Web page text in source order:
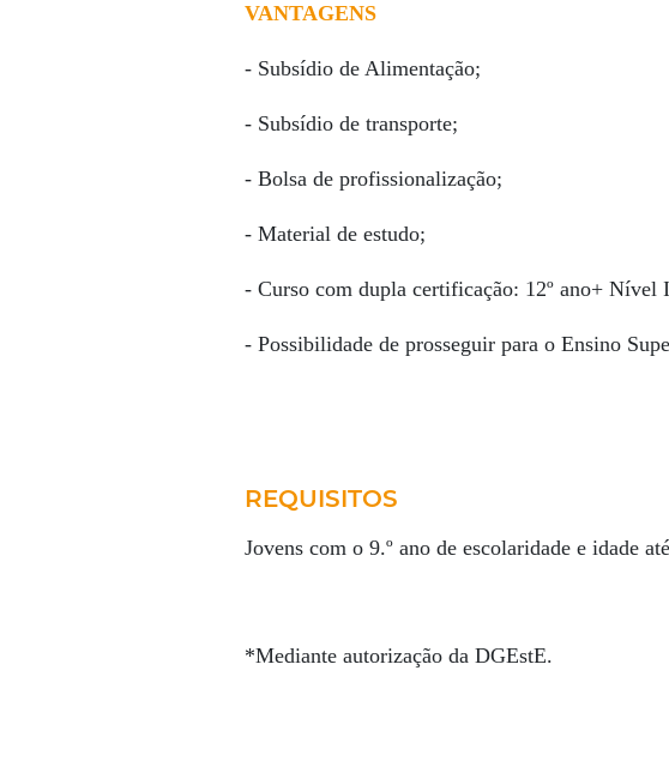
VANTAGENS
- Subsídio de Alimentação;
- Subsídio de transporte;
- Bolsa de profissionalização;
- Material de estudo;
- Curso com dupla certificação: 12º ano+ Nível
- Possibilidade de prosseguir para o Ensino
REQUISITOS
Jovens com o 9.º ano de escolaridade e idade
*Mediante autorização da DGEstE.